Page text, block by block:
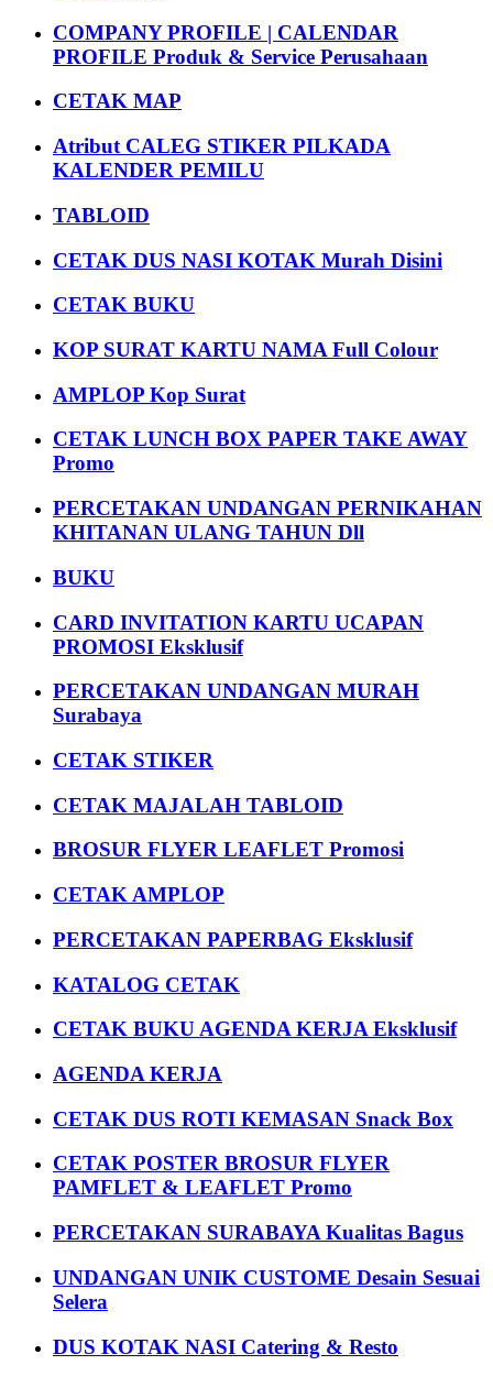
COMPANY PROFILE | CALENDAR
PROFILE Produk & Service Perusahaan
CETAK MAP
Atribut CALEG STIKER PILKADA
KALENDER PEMILU
TABLOID
CETAK DUS NASI KOTAK Murah Disini
CETAK BUKU
KOP SURAT KARTU NAMA Full Colour
AMPLOP Kop Surat
CETAK LUNCH BOX PAPER TAKE AWAY
Promo
PERCETAKAN UNDANGAN PERNIKAHAN
KHITANAN ULANG TAHUN Dll
BUKU
CARD INVITATION KARTU UCAPAN
PROMOSI Eksklusif
PERCETAKAN UNDANGAN MURAH
Surabaya
CETAK STIKER
CETAK MAJALAH TABLOID
BROSUR FLYER LEAFLET Promosi
CETAK AMPLOP
PERCETAKAN PAPERBAG Eksklusif
KATALOG CETAK
CETAK BUKU AGENDA KERJA Eksklusif
AGENDA KERJA
CETAK DUS ROTI KEMASAN Snack Box
CETAK POSTER BROSUR FLYER
PAMFLET & LEAFLET Promo
PERCETAKAN SURABAYA Kualitas Bagus
UNDANGAN UNIK CUSTOME Desain Sesuai
Selera
DUS KOTAK NASI Catering & Resto